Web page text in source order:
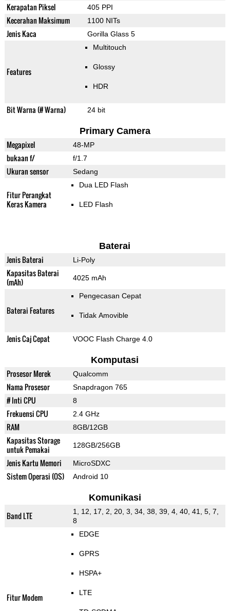
Kerapatan Piksel 405 PPI
Kecerahan Maksimum 1100 NITs
Jenis Kaca Gorilla Glass 5
Features
Multitouch
Glossy
HDR
Bit Warna (# Warna) 24 bit
Primary Camera
Megapixel 48-MP
bukaan f/ f/1.7
Ukuran sensor Sedang
Fitur Perangkat
Keras Kamera
Dua LED Flash
LED Flash
Baterai
Jenis Baterai Li-Poly
Kapasitas Baterai
(mAh)
4025 mAh
Baterai Features
Pengecasan Cepat
Tidak Amovible
Jenis Caj Cepat VOOC Flash Charge 4.0
Komputasi
Prosesor Merek Qualcomm
Nama Prosesor Snapdragon 765
# Inti CPU 8
Frekuensi CPU 2.4 GHz
RAM 8GB/12GB
Kapasitas Storage
untuk Pemakai
128GB/256GB
Jenis Kartu Memori MicroSDXC
Sistem Operasi (OS) Android 10
Komunikasi
Band LTE
1, 12, 17, 2, 20, 3, 34, 38, 39, 4, 40, 41, 5, 7,
8
Fitur Modem
EDGE
GPRS
HSPA+
LTE